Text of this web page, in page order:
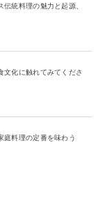
統料理の魅力と起源、
文化に触れてみてくださ
庭料理の定番を味わう